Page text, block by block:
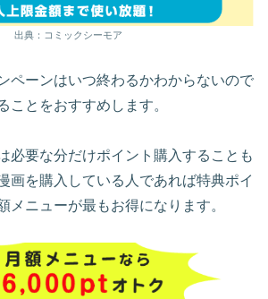
出典：コミックシーモア
ペーンはいつ終わるかわからないので
ことをおすすめします。
必要な分だけポイント購入することも
画を購入している人であれば特典ポイ
メニューが最もお得になります。